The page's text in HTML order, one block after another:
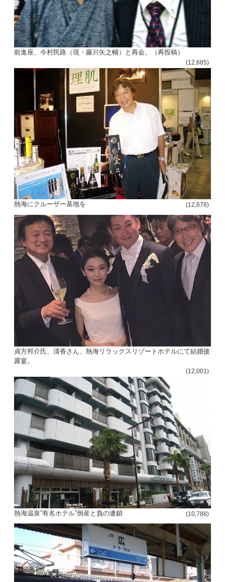
前進座、今村民路（現・藤川矢之輔）と再会。（再投稿）
(12,685)
熱海にクルーザー基地を (12,676)
貞方邦介氏、清香さん、熱海リラックスリゾートホテルにて結婚披
露宴。
(12,001)
熱海温泉”有名ホテル”倒産と負の連鎖 (10,788)